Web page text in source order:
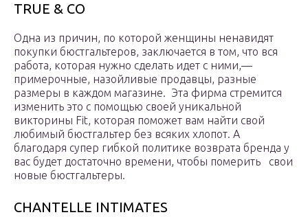
TRUE & CO
Одна из причин, по которой женщины ненавидят
покупки бюстгальтеров, заключается в том, что вся
работа, которая нужно сделать идет с ними,—
примерочные, назойливые продавцы, разные
размеры в каждом магазине. Эта фирма стремится
изменить это с помощью своей уникальной
викторины Fit, которая поможет вам найти свой
любимый бюстгальтер без всяких хлопот. А
благодаря супер гибкой политике возврата бренда у
вас будет достаточно времени, чтобы померить свои
новые бюстгальтеры.
CHANTELLE INTIMATES